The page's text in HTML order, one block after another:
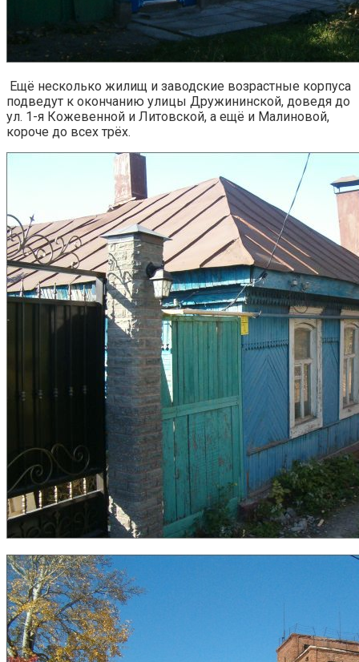
Ещё несколько жилищ и заводские возрастные корпуса
подведут к окончанию улицы Дружининской, доведя до
ул. 1-я Кожевенной и Литовской, а ещё и Малиновой,
короче до всех трёх.